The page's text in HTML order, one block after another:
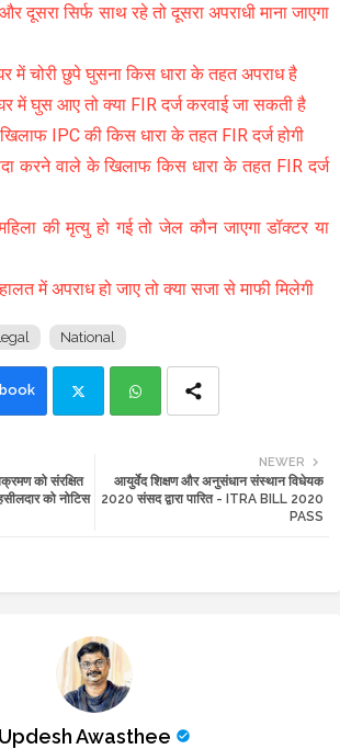
दूसरा सिर्फ साथ रहे तो दूसरा अपराधी माना जाएगा
में चोरी छुपे घुसना किस धारा के तहत अपराध है
घर में घुस आए तो क्या FIR दर्ज करवाई जा सकती है
IPC की किस धारा के तहत FIR दर्ज होगी
करने वाले के खिलाफ किस धारा के तहत FIR दर्ज
की मृत्यु हो गई तो जेल कौन जाएगा डॉक्टर या
में अपराध हो जाए तो क्या सजा से माफी मिलेगी
National
tte ats
NEWER
आयुर्वेद शिक्षण और अनुसंधान संस्थान विधेयक
2020 संसद द्वारा पारित - ITRA BILL 2020
PASS
को संरक्षित
को नोटिस
Updesh Awasthee